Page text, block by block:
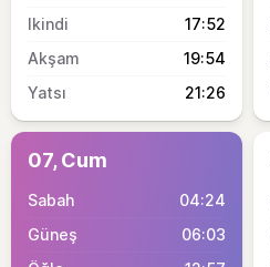
17:52
19:54
21:26
07, Cum
04:24
06:03